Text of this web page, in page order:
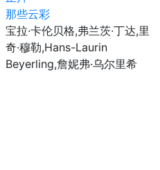
那些云彩
宝拉·卡伦贝格,弗兰茨·丁达,里
奇·穆勒,Hans-Laurin
Beyerling,詹妮弗·乌尔里希